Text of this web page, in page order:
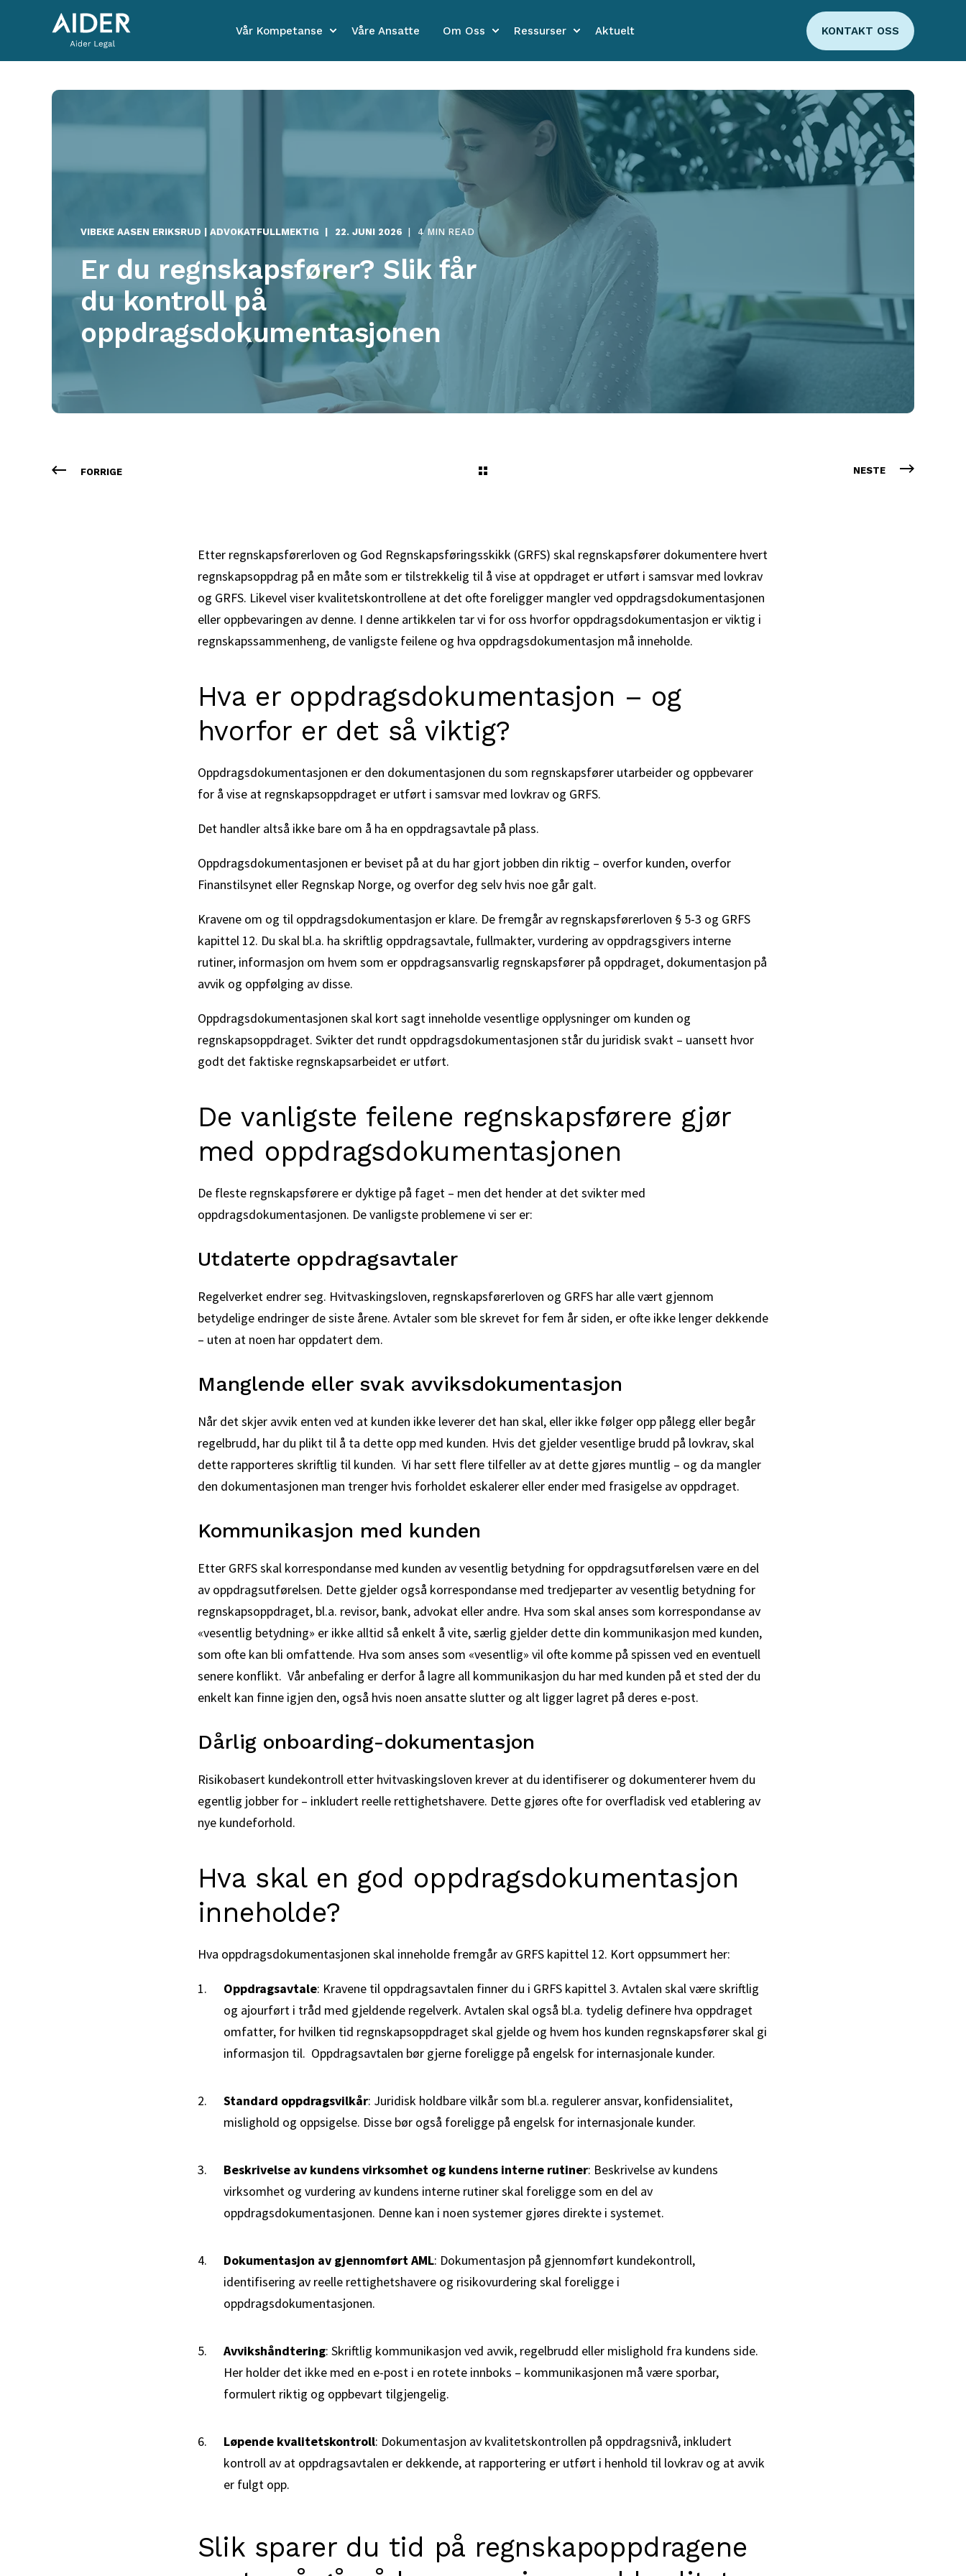
Vår Kompetanse Våre Ansatte Om Oss Ressurser Aktuelt KONTAKT OSS
VIBEKE AASEN ERIKSRUD | ADVOKATFULLMEKTIG 22. JUNI 2026 4 MIN READ
Er du regnskapsfører? Slik får
du kontroll på
oppdragsdokumentasjonen
FORRIGE NESTE
Etter regnskapsførerloven og God Regnskapsføringsskikk (GRFS) skal regnskapsfører dokumentere hvert
regnskapsoppdrag på en måte som er tilstrekkelig til å vise at oppdraget er utført i samsvar med lovkrav
og GRFS. Likevel viser kvalitetskontrollene at det ofte foreligger mangler ved oppdragsdokumentasjonen
eller oppbevaringen av denne. I denne artikkelen tar vi for oss hvorfor oppdragsdokumentasjon er viktig i
regnskapssammenheng, de vanligste feilene og hva oppdragsdokumentasjon må inneholde.
Hva er oppdragsdokumentasjon – og
hvorfor er det så viktig?
Oppdragsdokumentasjonen er den dokumentasjonen du som regnskapsfører utarbeider og oppbevarer
for å vise at regnskapsoppdraget er utført i samsvar med lovkrav og GRFS.
Det handler altså ikke bare om å ha en oppdragsavtale på plass.
Oppdragsdokumentasjonen er beviset på at du har gjort jobben din riktig – overfor kunden, overfor
Finanstilsynet eller Regnskap Norge, og overfor deg selv hvis noe går galt.
Kravene om og til oppdragsdokumentasjon er klare. De fremgår av regnskapsførerloven § 5-3 og GRFS
kapittel 12. Du skal bl.a. ha skriftlig oppdragsavtale, fullmakter, vurdering av oppdragsgivers interne
rutiner, informasjon om hvem som er oppdragsansvarlig regnskapsfører på oppdraget, dokumentasjon på
avvik og oppfølging av disse.
Oppdragsdokumentasjonen skal kort sagt inneholde vesentlige opplysninger om kunden og
regnskapsoppdraget. Svikter det rundt oppdragsdokumentasjonen står du juridisk svakt – uansett hvor
godt det faktiske regnskapsarbeidet er utført.
De vanligste feilene regnskapsførere gjør
med oppdragsdokumentasjonen
De fleste regnskapsførere er dyktige på faget – men det hender at det svikter med
oppdragsdokumentasjonen. De vanligste problemene vi ser er:
Utdaterte oppdragsavtaler
Regelverket endrer seg. Hvitvaskingsloven, regnskapsførerloven og GRFS har alle vært gjennom
betydelige endringer de siste årene. Avtaler som ble skrevet for fem år siden, er ofte ikke lenger dekkende
– uten at noen har oppdatert dem.
Manglende eller svak avviksdokumentasjon
Når det skjer avvik enten ved at kunden ikke leverer det han skal, eller ikke følger opp pålegg eller begår
regelbrudd, har du plikt til å ta dette opp med kunden. Hvis det gjelder vesentlige brudd på lovkrav, skal
dette rapporteres skriftlig til kunden. Vi har sett flere tilfeller av at dette gjøres muntlig – og da mangler
den dokumentasjonen man trenger hvis forholdet eskalerer eller ender med frasigelse av oppdraget.
Kommunikasjon med kunden
Etter GRFS skal korrespondanse med kunden av vesentlig betydning for oppdragsutførelsen være en del
av oppdragsutførelsen. Dette gjelder også korrespondanse med tredjeparter av vesentlig betydning for
regnskapsoppdraget, bl.a. revisor, bank, advokat eller andre. Hva som skal anses som korrespondanse av
«vesentlig betydning» er ikke alltid så enkelt å vite, særlig gjelder dette din kommunikasjon med kunden,
som ofte kan bli omfattende. Hva som anses som «vesentlig» vil ofte komme på spissen ved en eventuell
senere konflikt. Vår anbefaling er derfor å lagre all kommunikasjon du har med kunden på et sted der du
enkelt kan finne igjen den, også hvis noen ansatte slutter og alt ligger lagret på deres e-post.
Dårlig onboarding-dokumentasjon
Risikobasert kundekontroll etter hvitvaskingsloven krever at du identifiserer og dokumenterer hvem du
egentlig jobber for – inkludert reelle rettighetshavere. Dette gjøres ofte for overfladisk ved etablering av
nye kundeforhold.
Hva skal en god oppdragsdokumentasjon
inneholde?
Hva oppdragsdokumentasjonen skal inneholde fremgår av GRFS kapittel 12. Kort oppsummert her:
Oppdragsavtale: Kravene til oppdragsavtalen finner du i GRFS kapittel 3. Avtalen skal være skriftlig
og ajourført i tråd med gjeldende regelverk. Avtalen skal også bl.a. tydelig definere hva oppdraget
omfatter, for hvilken tid regnskapsoppdraget skal gjelde og hvem hos kunden regnskapsfører skal gi
informasjon til. Oppdragsavtalen bør gjerne foreligge på engelsk for internasjonale kunder.
Standard oppdragsvilkår: Juridisk holdbare vilkår som bl.a. regulerer ansvar, konfidensialitet,
mislighold og oppsigelse. Disse bør også foreligge på engelsk for internasjonale kunder.
Beskrivelse av kundens virksomhet og kundens interne rutiner: Beskrivelse av kundens
virksomhet og vurdering av kundens interne rutiner skal foreligge som en del av
oppdragsdokumentasjonen. Denne kan i noen systemer gjøres direkte i systemet.
Dokumentasjon av gjennomført AML: Dokumentasjon på gjennomført kundekontroll,
identifisering av reelle rettighetshavere og risikovurdering skal foreligge i
oppdragsdokumentasjonen.
Avvikshåndtering: Skriftlig kommunikasjon ved avvik, regelbrudd eller mislighold fra kundens side.
Her holder det ikke med en e-post i en rotete innboks – kommunikasjonen må være sporbar,
formulert riktig og oppbevart tilgjengelig.
Løpende kvalitetskontroll: Dokumentasjon av kvalitetskontrollen på oppdragsnivå, inkludert
kontroll av at oppdragsavtalen er dekkende, at rapportering er utført i henhold til lovkrav og at avvik
er fulgt opp.
Slik sparer du tid på regnskapoppdragene